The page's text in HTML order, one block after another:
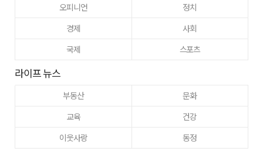
오피니언
정치
경제
사회
국제
스포츠
라이프 뉴스
부동산
문화
교육
건강
이웃사랑
동정